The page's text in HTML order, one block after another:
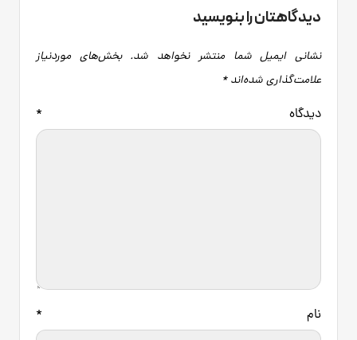
دیدگاهتان را بنویسید
نشانی ایمیل شما منتشر نخواهد شد. بخش‌های موردنیاز
علامت‌گذاری شده‌اند*
دیدگاه *
نام *